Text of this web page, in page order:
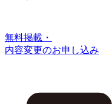
無料掲載・
内容変更のお申し込み